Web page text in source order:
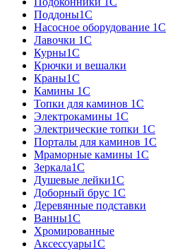
Поддоны1С
Насосное оборудование 1С
Лавочки 1С
Курны1С
Крючки и вешалки
Краны1С
Камины 1C
Топки для каминов 1C
Электрокамины 1С
Электрические топки 1C
Порталы для каминов 1С
Мраморные камины 1C
Зеркала1С
Душевые лейки1С
Доборный брус 1С
Деревянные подставки
Ванны1С
Хромированные
Аксессуары1С